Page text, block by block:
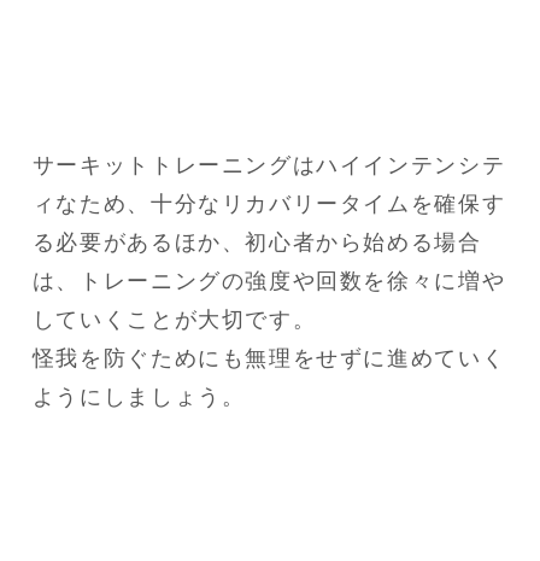
サーキットトレーニングはハイインテンシテ
ィなため、十分なリカバリータイムを確保す
る必要があるほか、初心者から始める場合
は、トレーニングの強度や回数を徐々に増や
していくことが大切です。
怪我を防ぐためにも無理をせずに進めていく
ようにしましょう。